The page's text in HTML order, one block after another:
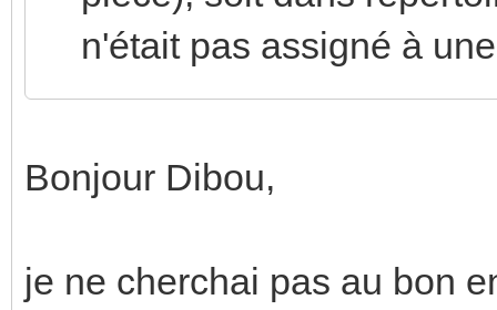
n'était pas assigné à
Bonjour Dibou,
je ne cherchai pas au bon